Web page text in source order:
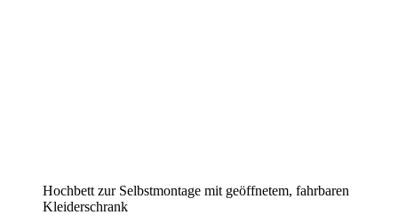
Hochbett zur Selbstmontage mit geöffnetem, fahrbaren
Kleiderschrank